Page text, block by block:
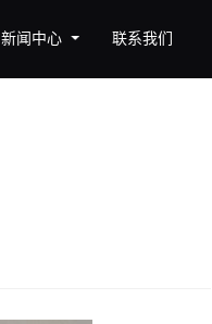
新闻中心 联系我们